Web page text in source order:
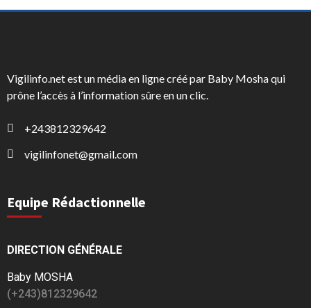
Vigilinfo.net est un média en ligne créé par Baby Mosha qui
prône l’accès à l’information sûre en un clic.
+243812329642
vigilinfonet@gmail.com
Equipe Rédactionnelle
DIRECTION GÉNÉRALE
Baby MOSHA
(+243)812329642